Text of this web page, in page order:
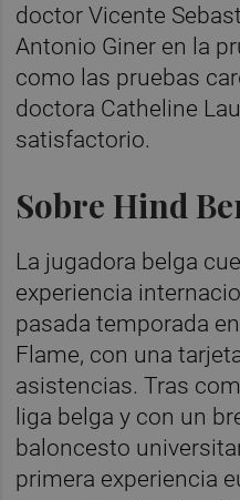
doctor Vicente
Antonio Giner en la
como las pruebas
doctora Catheline
satisfactorio.
Sobre Hind
La jugadora belga
experiencia
pasada temporada
Flame, con una
asistencias. Tras
liga belga y con un
baloncesto
primera experiencia